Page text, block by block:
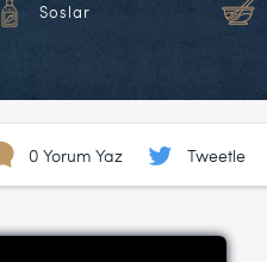
Soslar
0 Yorum Yaz Tweetle